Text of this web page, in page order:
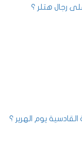
رجال هتلر ؟
يوم الهرير ؟